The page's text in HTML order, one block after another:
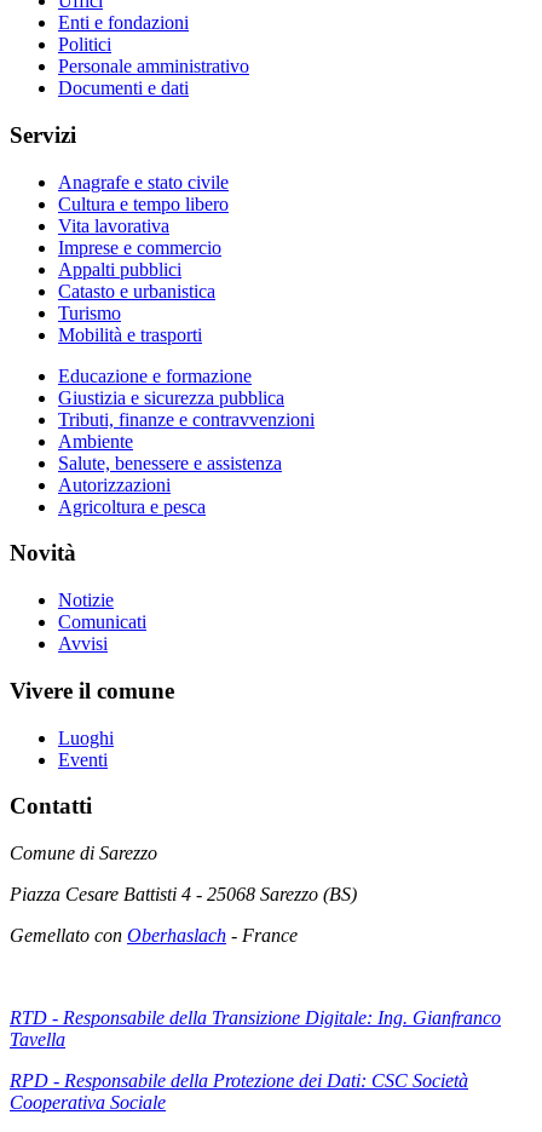
Enti e fondazioni
Politici
Personale amministrativo
Documenti e dati
Servizi
Anagrafe e stato civile
Cultura e tempo libero
Vita lavorativa
Imprese e commercio
Appalti pubblici
Catasto e urbanistica
Turismo
Mobilità e trasporti
Educazione e formazione
Giustizia e sicurezza pubblica
Tributi, finanze e contravvenzioni
Ambiente
Salute, benessere e assistenza
Autorizzazioni
Agricoltura e pesca
Novità
Notizie
Comunicati
Avvisi
Vivere il comune
Luoghi
Eventi
Contatti
Comune di Sarezzo
Piazza Cesare Battisti 4 - 25068 Sarezzo (BS)
Gemellato con Oberhaslach - France
RTD - Responsabile della Transizione Digitale: Ing. Gianfranco
Tavella
RPD - Responsabile della Protezione dei Dati: CSC Società
Cooperativa Sociale